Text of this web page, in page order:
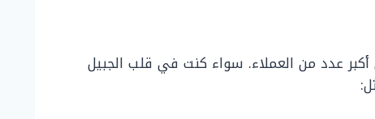
أكبر عدد من العملاء. سواء كنت في قلب الجبيل